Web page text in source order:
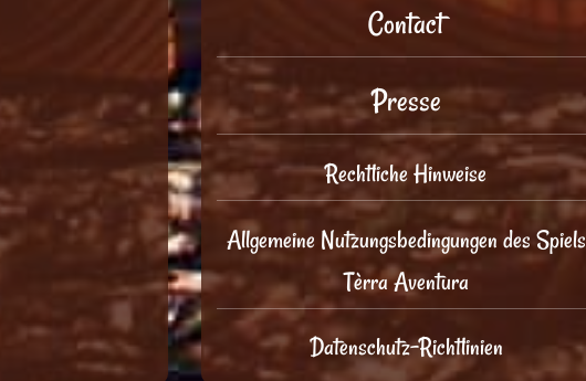
Contact
Presse
Rechtliche Hinweise
Allgemeine Nutzungsbedingungen des Spiels
Tèrra Aventura
Datenschutz-Richtlinien